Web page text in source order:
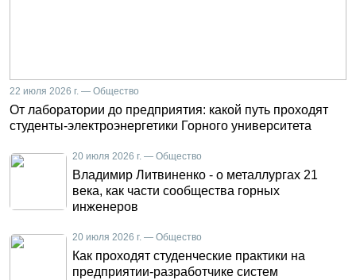
22 июля 2026 г. — Общество
От лаборатории до предприятия: какой путь проходят
студенты-электроэнергетики Горного университета
20 июля 2026 г. — Общество
Владимир Литвиненко - о металлургах 21
века, как части сообщества горных
инженеров
20 июля 2026 г. — Общество
Как проходят студенческие практики на
предприятии-разработчике систем